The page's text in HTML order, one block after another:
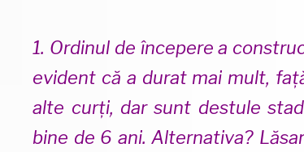
1. Ordinul de începere a
evident că a durat mai mult,
alte curți, dar sunt destule
bine de 6 ani. Alternativa?